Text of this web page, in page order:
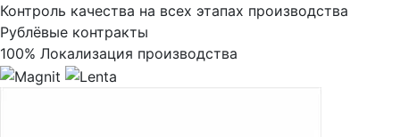
Контроль качества на всех этапах производства
Рублёвые контракты
100% Локализация производства